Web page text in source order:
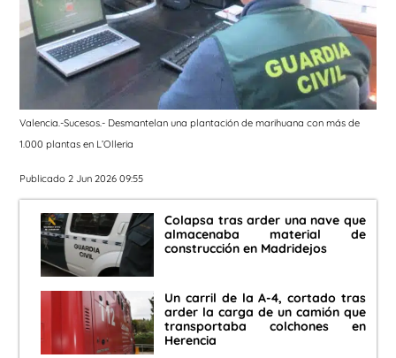
Valencia.-Sucesos.- Desmantelan una plantación de marihuana con más de
1.000 plantas en L’Olleria
Publicado 2 Jun 2026 09:55
Colapsa tras arder una nave que
almacenaba material de
construcción en Madridejos
Un carril de la A-4, cortado tras
arder la carga de un camión que
transportaba colchones en
Herencia